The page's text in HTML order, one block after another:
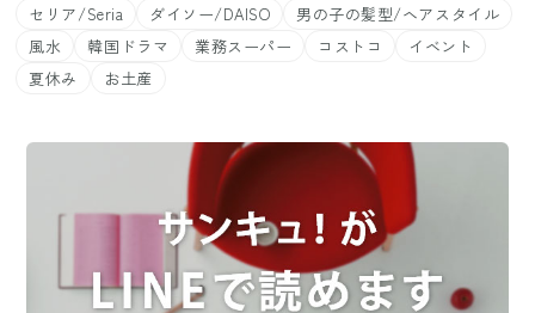
セリア/Seria ダイソー/DAISO
男の子の髪型/ヘアスタイル
風水
韓国ドラマ 業務スーパー コストコ
イベント
夏休み
お土産